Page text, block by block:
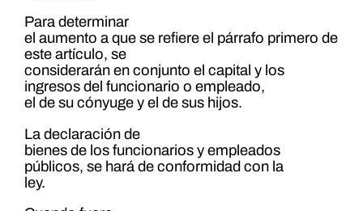
Para determinar
el aumento a que se refiere el párrafo primero de
este artículo, se
considerarán en conjunto el capital y los
ingresos del funcionario o empleado,
el de su cónyuge y el de sus hijos.
La declaración de
bienes de los funcionarios y empleados
públicos, se hará de conformidad con la
ley.